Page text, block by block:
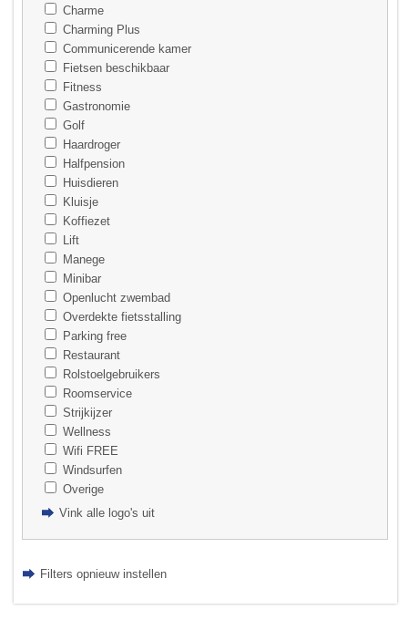
Charme
Charming Plus
Communicerende kamer
Fietsen beschikbaar
Fitness
Gastronomie
Golf
Haardroger
Halfpension
Huisdieren
Kluisje
Koffiezet
Lift
Manege
Minibar
Openlucht zwembad
Overdekte fietsstalling
Parking free
Restaurant
Rolstoelgebruikers
Roomservice
Strijkijzer
Wellness
Wifi FREE
Windsurfen
Overige
Vink alle logo's uit
Filters opnieuw instellen